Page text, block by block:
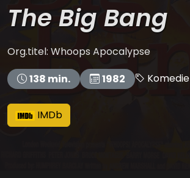
The Big Bang
Org.titel: Whoops Apocalypse
138 min.
1982 Komedie
IMDb